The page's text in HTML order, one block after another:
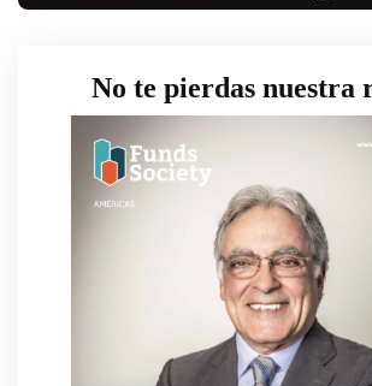
No te pierdas nuestra